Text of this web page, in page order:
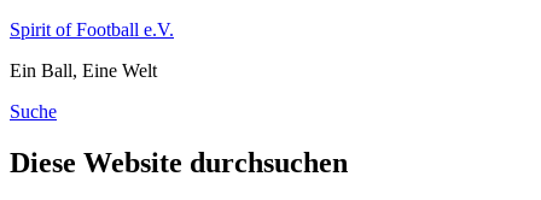
Zum
springen
Spirit of Football e.V.
Ein Ball, Eine Welt
Suche
Diese Website durchsuchen